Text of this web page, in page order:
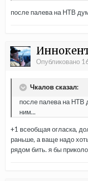
после палева на НТВ
Опубликовано
Чкалов сказал:
после палева на НТВ
ним...
+1 всеобщая огласка,
раньше, а ваще надо
рядом бить. я бы